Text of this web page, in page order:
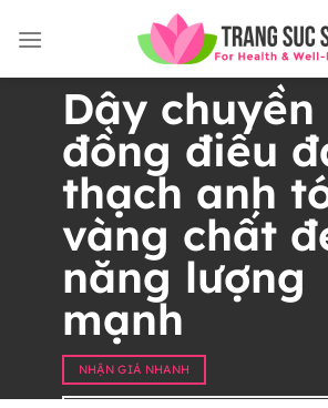
qua
Dây chuyền
đồng điếu
thạch anh
vàng chất
năng lượng
mạnh
NHẬN GIÁ NHANH